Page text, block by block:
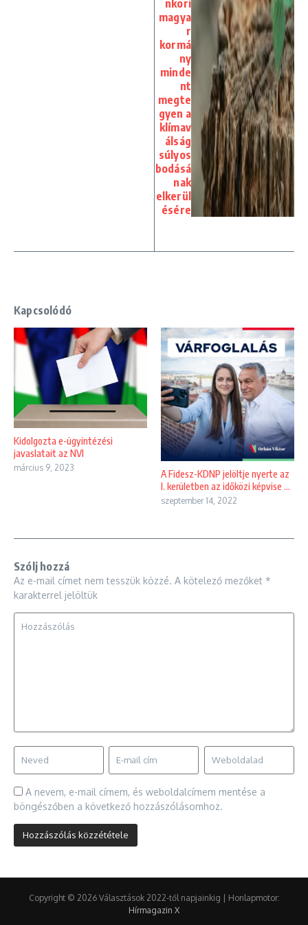
nkori
magya
r
kormá
ny
minde
nt
megte
gyen a
klímav
álság
súlyos
bodásá
nak
elkerül
ésére
Kapcsolódó
Kidolgozta e-ügyintézési
javaslatait az NVI
március 9, 2023
A Fidesz-KDNP jelöltje nyerte az
I. kerületben az időközi képvise ...
szeptember 14, 2022
Szólj hozzá
Az e-mail címet nem tesszük közzé. A kötelező mezőket *
karakterrel jelöltük
A nevem, e-mail címem, és weboldalcímem mentése a
böngészőben a következő hozzászólásomhoz.
Copyright © 2026 Választások 2022-től napjainkig | Honlapmotor:
Hírmagazin X